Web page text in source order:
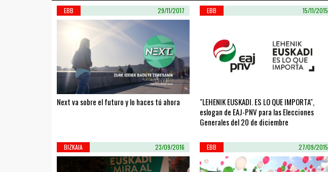
EBB 29/11/2017
Next va sobre el futuro y lo haces tú ahora
EBB 15/11/2015
"LEHENIK EUSKADI. ES LO QUE IMPORTA",
eslogan de EAJ-PNV para las Elecciones
Generales del 20 de diciembre
BIZKAIA 23/09/2016 EBB 27/09/2015